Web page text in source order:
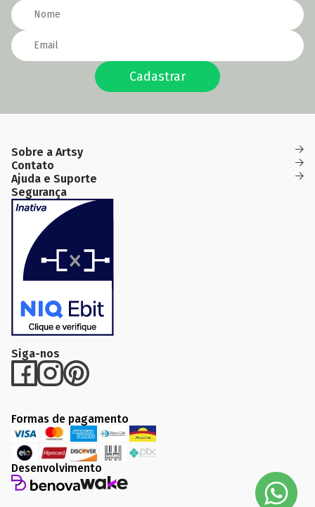
Cadastrar
Sobre a Artsy
Quem Somos
Contato
(82)
99691-
0227
(82)
6611
contato@artsyobjeto.com.br
Ajuda e Suporte
Como
Comprar
Política de
troca
Segurança
Siga-nos
Formas de pagamento
Desenvolvimento